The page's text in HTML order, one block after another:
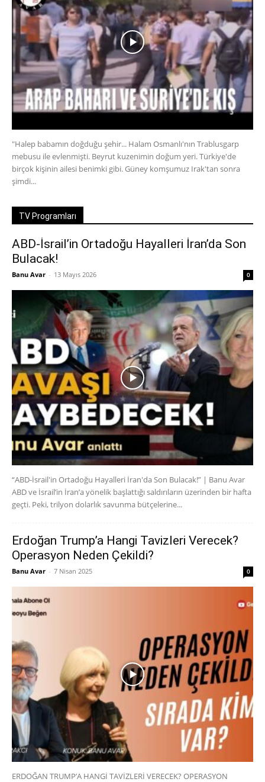
"Halep babamın doğduğu şehir... Halam Osmanlı'nın Trablusgarp
mebusu ile evlenmişti. Beyrut kuzenimin doğum yeri. Türkiye'de
birçok kişinin ailesi benimki gibi. Güney komşumuz Irak'tan sonra
şimdi...
TV Programları
ABD-İsrail’in Ortadoğu Hayalleri İran’da Son
Bulacak!
Banu Avar - 13 Mayıs 2026 0
“ABD-İsrail'in Ortadoğu Hayalleri İran'da Son Bulacak!” | Banu Avar
ABD ve İsrail’in İran’a yönelik başlattığı saldırıların üzerinden bir hafta
geçti. Peki, trilyon dolarlık savunma bütçelerine...
Erdoğan Trump’a Hangi Tavizleri Verecek?
Operasyon Neden Çekildi?
Banu Avar - 7 Nisan 2025 0
ERDOĞAN TRUMP’A HANGİ TAVİZLERİ VERECEK? OPERASYON